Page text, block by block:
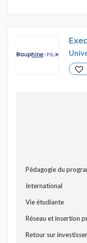
Pédagogie du
International
Vie étudiante
Réseau et insertion
Retour sur